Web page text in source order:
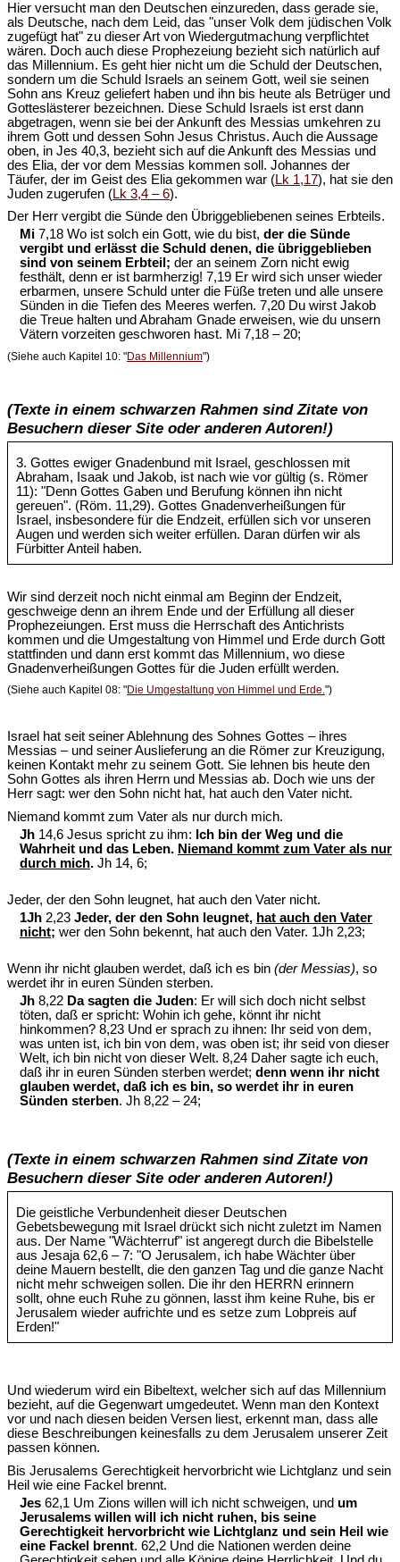
Hier versucht man den Deutschen einzureden, dass gerade sie,
als Deutsche, nach dem Leid, das "unser Volk dem jüdischen Volk
zugefügt hat" zu dieser Art von Wiedergutmachung verpflichtet
wären. Doch auch diese Prophezeiung bezieht sich natürlich auf
das Millennium. Es geht hier nicht um die Schuld der Deutschen,
sondern um die Schuld Israels an seinem Gott, weil sie seinen
Sohn ans Kreuz geliefert haben und ihn bis heute als Betrüger und
Gotteslästerer bezeichnen. Diese Schuld Israels ist erst dann
abgetragen, wenn sie bei der Ankunft des Messias umkehren zu
ihrem Gott und dessen Sohn Jesus Christus. Auch die Aussage
oben, in Jes 40,3, bezieht sich auf die Ankunft des Messias und
des Elia, der vor dem Messias kommen soll. Johannes der
Täufer, der im Geist des Elia gekommen war (Lk 1,17), hat sie den
Juden zugerufen (Lk 3,4 – 6).
Der Herr vergibt die Sünde den Übriggebliebenen seines Erbteils.
Mi 7,18 Wo ist solch ein Gott, wie du bist, der die Sünde
vergibt und erlässt die Schuld denen, die übriggeblieben
sind von seinem Erbteil; der an seinem Zorn nicht ewig
festhält, denn er ist barmherzig! 7,19 Er wird sich unser wieder
erbarmen, unsere Schuld unter die Füße treten und alle unsere
Sünden in die Tiefen des Meeres werfen. 7,20 Du wirst Jakob
die Treue halten und Abraham Gnade erweisen, wie du unsern
Vätern vorzeiten geschworen hast. Mi 7,18 – 20;
(Siehe auch Kapitel 10: "Das Millennium")
(Texte in einem schwarzen Rahmen sind Zitate von
Besuchern dieser Site oder anderen Autoren!)
3. Gottes ewiger Gnadenbund mit Israel, geschlossen mit
Abraham, Isaak und Jakob, ist nach wie vor gültig (s. Römer
11): "Denn Gottes Gaben und Berufung können ihn nicht
gereuen". (Röm. 11,29). Gottes Gnadenverheißungen für
Israel, insbesondere für die Endzeit, erfüllen sich vor unseren
Augen und werden sich weiter erfüllen. Daran dürfen wir als
Fürbitter Anteil haben.
Wir sind derzeit noch nicht einmal am Beginn der Endzeit,
geschweige denn an ihrem Ende und der Erfüllung all dieser
Prophezeiungen. Erst muss die Herrschaft des Antichrists
kommen und die Umgestaltung von Himmel und Erde durch Gott
stattfinden und dann erst kommt das Millennium, wo diese
Gnadenverheißungen Gottes für die Juden erfüllt werden.
(Siehe auch Kapitel 08: "Die Umgestaltung von Himmel und Erde.")
Israel hat seit seiner Ablehnung des Sohnes Gottes – ihres
Messias – und seiner Auslieferung an die Römer zur Kreuzigung,
keinen Kontakt mehr zu seinem Gott. Sie lehnen bis heute den
Sohn Gottes als ihren Herrn und Messias ab. Doch wie uns der
Herr sagt: wer den Sohn nicht hat, hat auch den Vater nicht.
Niemand kommt zum Vater als nur durch mich.
Jh 14,6 Jesus spricht zu ihm: Ich bin der Weg und die
Wahrheit und das Leben. Niemand kommt zum Vater als nur
durch mich. Jh 14, 6;
Jeder, der den Sohn leugnet, hat auch den Vater nicht.
1Jh 2,23 Jeder, der den Sohn leugnet, hat auch den Vater
nicht; wer den Sohn bekennt, hat auch den Vater. 1Jh 2,23;
Wenn ihr nicht glauben werdet, daß ich es bin (der Messias), so
werdet ihr in euren Sünden sterben.
Jh 8,22 Da sagten die Juden: Er will sich doch nicht selbst
töten, daß er spricht: Wohin ich gehe, könnt ihr nicht
hinkommen? 8,23 Und er sprach zu ihnen: Ihr seid von dem,
was unten ist, ich bin von dem, was oben ist; ihr seid von dieser
Welt, ich bin nicht von dieser Welt. 8,24 Daher sagte ich euch,
daß ihr in euren Sünden sterben werdet; denn wenn ihr nicht
glauben werdet, daß ich es bin, so werdet ihr in euren
Sünden sterben. Jh 8,22 – 24;
(Texte in einem schwarzen Rahmen sind Zitate von
Besuchern dieser Site oder anderen Autoren!)
Die geistliche Verbundenheit dieser Deutschen
Gebetsbewegung mit Israel drückt sich nicht zuletzt im Namen
aus. Der Name "Wächterruf" ist angeregt durch die Bibelstelle
aus Jesaja 62,6 – 7: "O Jerusalem, ich habe Wächter über
deine Mauern bestellt, die den ganzen Tag und die ganze Nacht
nicht mehr schweigen sollen. Die ihr den HERRN erinnern
sollt, ohne euch Ruhe zu gönnen, lasst ihm keine Ruhe, bis er
Jerusalem wieder aufrichte und es setze zum Lobpreis auf
Erden!"
Und wiederum wird ein Bibeltext, welcher sich auf das Millennium
bezieht, auf die Gegenwart umgedeutet. Wenn man den Kontext
vor und nach diesen beiden Versen liest, erkennt man, dass alle
diese Beschreibungen keinesfalls zu dem Jerusalem unserer Zeit
passen können.
Bis Jerusalems Gerechtigkeit hervorbricht wie Lichtglanz und sein
Heil wie eine Fackel brennt.
Jes 62,1 Um Zions willen will ich nicht schweigen, und um
Jerusalems willen will ich nicht ruhen, bis seine
Gerechtigkeit hervorbricht wie Lichtglanz und sein Heil wie
eine Fackel brennt. 62,2 Und die Nationen werden deine